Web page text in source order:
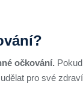
očkování. Pokud
pro své zdraví